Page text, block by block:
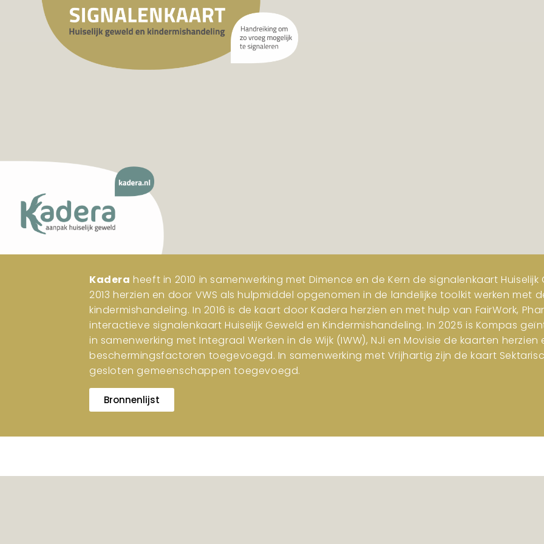
Kadera heeft in 2010 in samenwerking met Dimence en de Kern de signalenkaart
2013 herzien en door VWS als hulpmiddel opgenomen in de landelijke toolkit werken met
kindermishandeling. In 2016 is de kaart door Kadera herzien en met hulp van FairWork,
interactieve signalenkaart Huiselijk Geweld en Kindermishandeling. In 2025 is Kompas
in samenwerking met Integraal Werken in de Wijk (IWW), NJi en Movisie de kaarten
beschermingsfactoren toegevoegd. In samenwerking met Vrijhartig zijn de kaart
gesloten gemeenschappen toegevoegd.
Bronnenlijst